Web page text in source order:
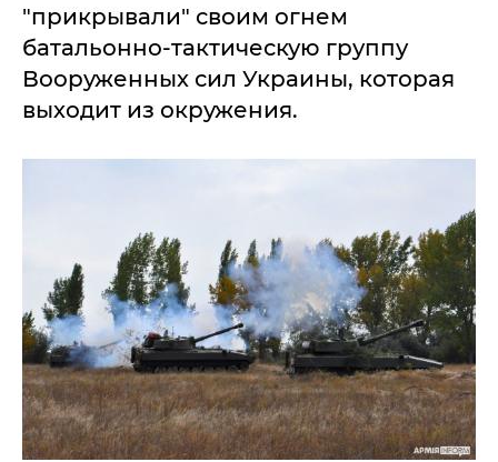
"прикрывали" своим огнем
батальонно-тактическую группу
Вооруженных сил Украины, которая
выходит из окружения.